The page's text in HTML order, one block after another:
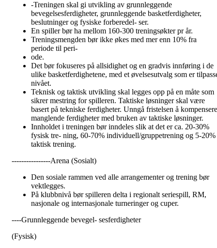
-Treningen skal gi utvikling av grunnleggende
bevegelsesferdigheter, grunnleggende basketferdigheter,
beslutninger og fysiske forberedel- ser.
En spiller bør ha mellom 160-300 treningsøkter pr år.
Treningsmengden bør ikke økes med mer enn 10% fra
periode til peri-
ode.
Det bør fokuseres på allsidighet og en gradvis innføring i de
ulike basketferdighetene, med et øvelsesutvalg som er
nivået.
Teknisk og taktisk utvikling skal legges opp på en måte som
sikrer mestring for spilleren. Taktiske løsninger skal være
basert på tekniske ferdigheter. Unngå fristelsen å kompensere
manglende ferdigheter med bruken av taktiske løsninger.
Innholdet i treningen bør inndeles slik at det er ca. 20-30%
fysisk tre- ning, 60-70% individuell/gruppetrening og 5-20%
taktisk trening.
----------------Arena (Sosialt)
Den sosiale rammen ved alle arrangementer og trening bør
vektlegges.
På klubbnivå bør spilleren delta i regionalt seriespill, RM,
nasjonale og internasjonale turneringer og cuper.
----Grunnleggende bevegel- sesferdigheter
(Fysisk)